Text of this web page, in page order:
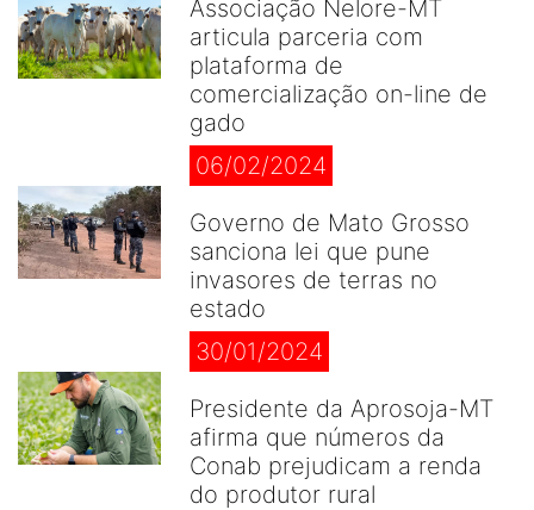
Associação Nelore-MT
articula parceria com
plataforma de
comercialização on-line de
gado
06/02/2024
Governo de Mato Grosso
sanciona lei que pune
invasores de terras no
estado
30/01/2024
Presidente da Aprosoja-MT
afirma que números da
Conab prejudicam a renda
do produtor rural